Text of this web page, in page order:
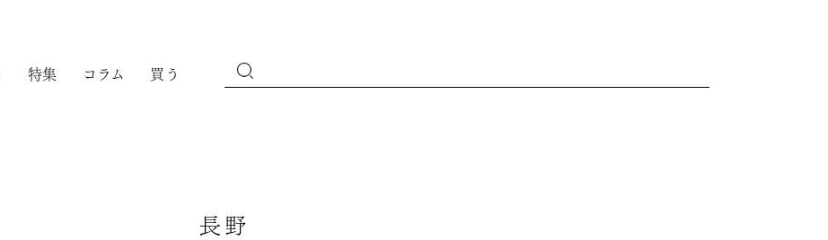
特集 コラム 買う
長野